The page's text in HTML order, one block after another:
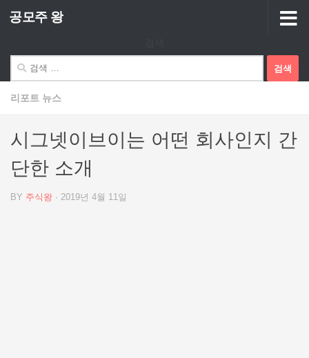
Skip to content
공모주 왕
색:
리포트 뉴스
시그넷이브이는 어떤 회사인지 간
단한 소개
BY 주식왕 · 2019년 4월 11일